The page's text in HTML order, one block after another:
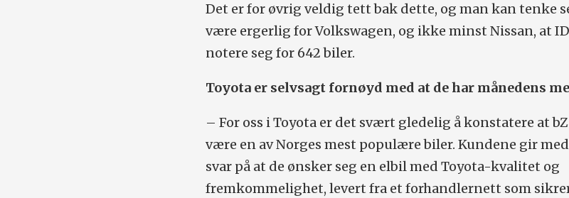
Det er for øvrig veldig tett bak dette, og man kan tenke
være ergerlig for Volkswagen, og ikke minst Nissan, at
notere seg for 642 biler.
Toyota er selvsagt fornøyd med at de har månedens
– For oss i Toyota er det svært gledelig å konstatere at
være en av Norges mest populære biler. Kundene gir
svar på at de ønsker seg en elbil med Toyota-kvalitet og
fremkommelighet, levert fra et forhandlernett som